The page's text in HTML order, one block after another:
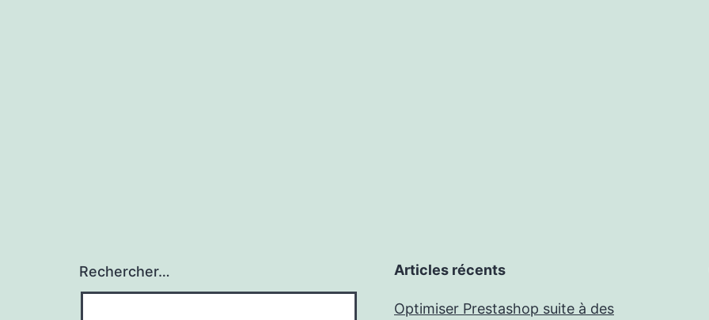
Rechercher… Articles récents
Optimiser Prestashop suite à des